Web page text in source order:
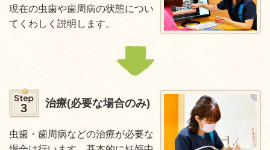
現在の虫歯や歯周病の状態につい
てくわしく説明します。
治療(必要な場合のみ)
虫歯・歯周病などの治療が必要な